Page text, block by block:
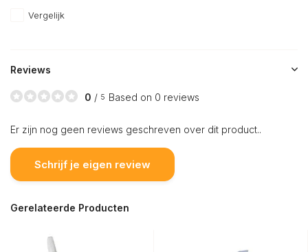
Vergelijk
Reviews
0 / 5 Based on 0 reviews
Er zijn nog geen reviews geschreven over dit product..
Schrijf je eigen review
Gerelateerde Producten